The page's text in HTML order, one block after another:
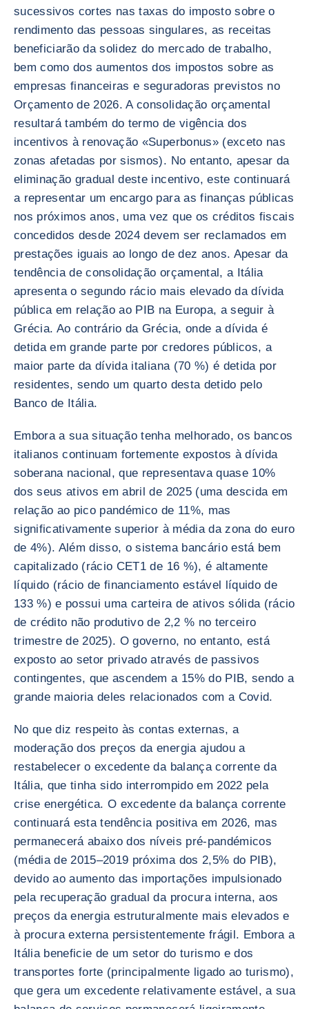
sucessivos cortes nas taxas do imposto sobre o
rendimento das pessoas singulares, as receitas
beneficiarão da solidez do mercado de trabalho,
bem como dos aumentos dos impostos sobre as
empresas financeiras e seguradoras previstos no
Orçamento de 2026. A consolidação orçamental
resultará também do termo de vigência dos
incentivos à renovação «Superbonus» (exceto nas
zonas afetadas por sismos). No entanto, apesar da
eliminação gradual deste incentivo, este continuará
a representar um encargo para as finanças públicas
nos próximos anos, uma vez que os créditos fiscais
concedidos desde 2024 devem ser reclamados em
prestações iguais ao longo de dez anos. Apesar da
tendência de consolidação orçamental, a Itália
apresenta o segundo rácio mais elevado da dívida
pública em relação ao PIB na Europa, a seguir à
Grécia. Ao contrário da Grécia, onde a dívida é
detida em grande parte por credores públicos, a
maior parte da dívida italiana (70 %) é detida por
residentes, sendo um quarto desta detido pelo
Banco de Itália.
Embora a sua situação tenha melhorado, os bancos
italianos continuam fortemente expostos à dívida
soberana nacional, que representava quase 10%
dos seus ativos em abril de 2025 (uma descida em
relação ao pico pandémico de 11%, mas
significativamente superior à média da zona do euro
de 4%). Além disso, o sistema bancário está bem
capitalizado (rácio CET1 de 16 %), é altamente
líquido (rácio de financiamento estável líquido de
133 %) e possui uma carteira de ativos sólida (rácio
de crédito não produtivo de 2,2 % no terceiro
trimestre de 2025). O governo, no entanto, está
exposto ao setor privado através de passivos
contingentes, que ascendem a 15% do PIB, sendo a
grande maioria deles relacionados com a Covid.
No que diz respeito às contas externas, a
moderação dos preços da energia ajudou a
restabelecer o excedente da balança corrente da
Itália, que tinha sido interrompido em 2022 pela
crise energética. O excedente da balança corrente
continuará esta tendência positiva em 2026, mas
permanecerá abaixo dos níveis pré-pandémicos
(média de 2015–2019 próxima dos 2,5% do PIB),
devido ao aumento das importações impulsionado
pela recuperação gradual da procura interna, aos
preços da energia estruturalmente mais elevados e
à procura externa persistentemente frágil. Embora a
Itália beneficie de um setor do turismo e dos
transportes forte (principalmente ligado ao turismo),
que gera um excedente relativamente estável, a sua